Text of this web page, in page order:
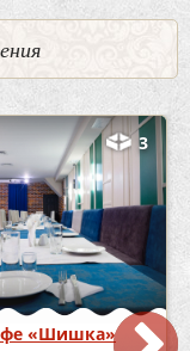
3
«Шишка»